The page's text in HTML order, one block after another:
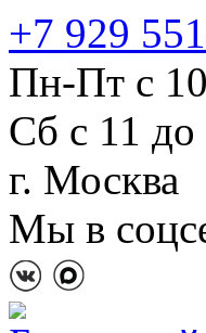
+7 929
Пн-Пт с
Сб с 11 до
г. Москва
Мы в